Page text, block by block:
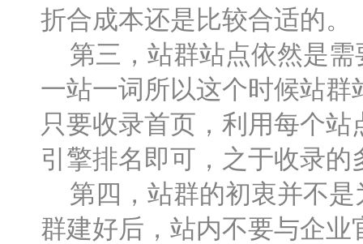
折合成本还是比较合适的。
第三，站群站点依然是需
一站一词所以这个时候站
只要收录首页，利用每个
引擎排名即可，之于收录
第四，站群的初衷并不是
群建好后，站内不要与企